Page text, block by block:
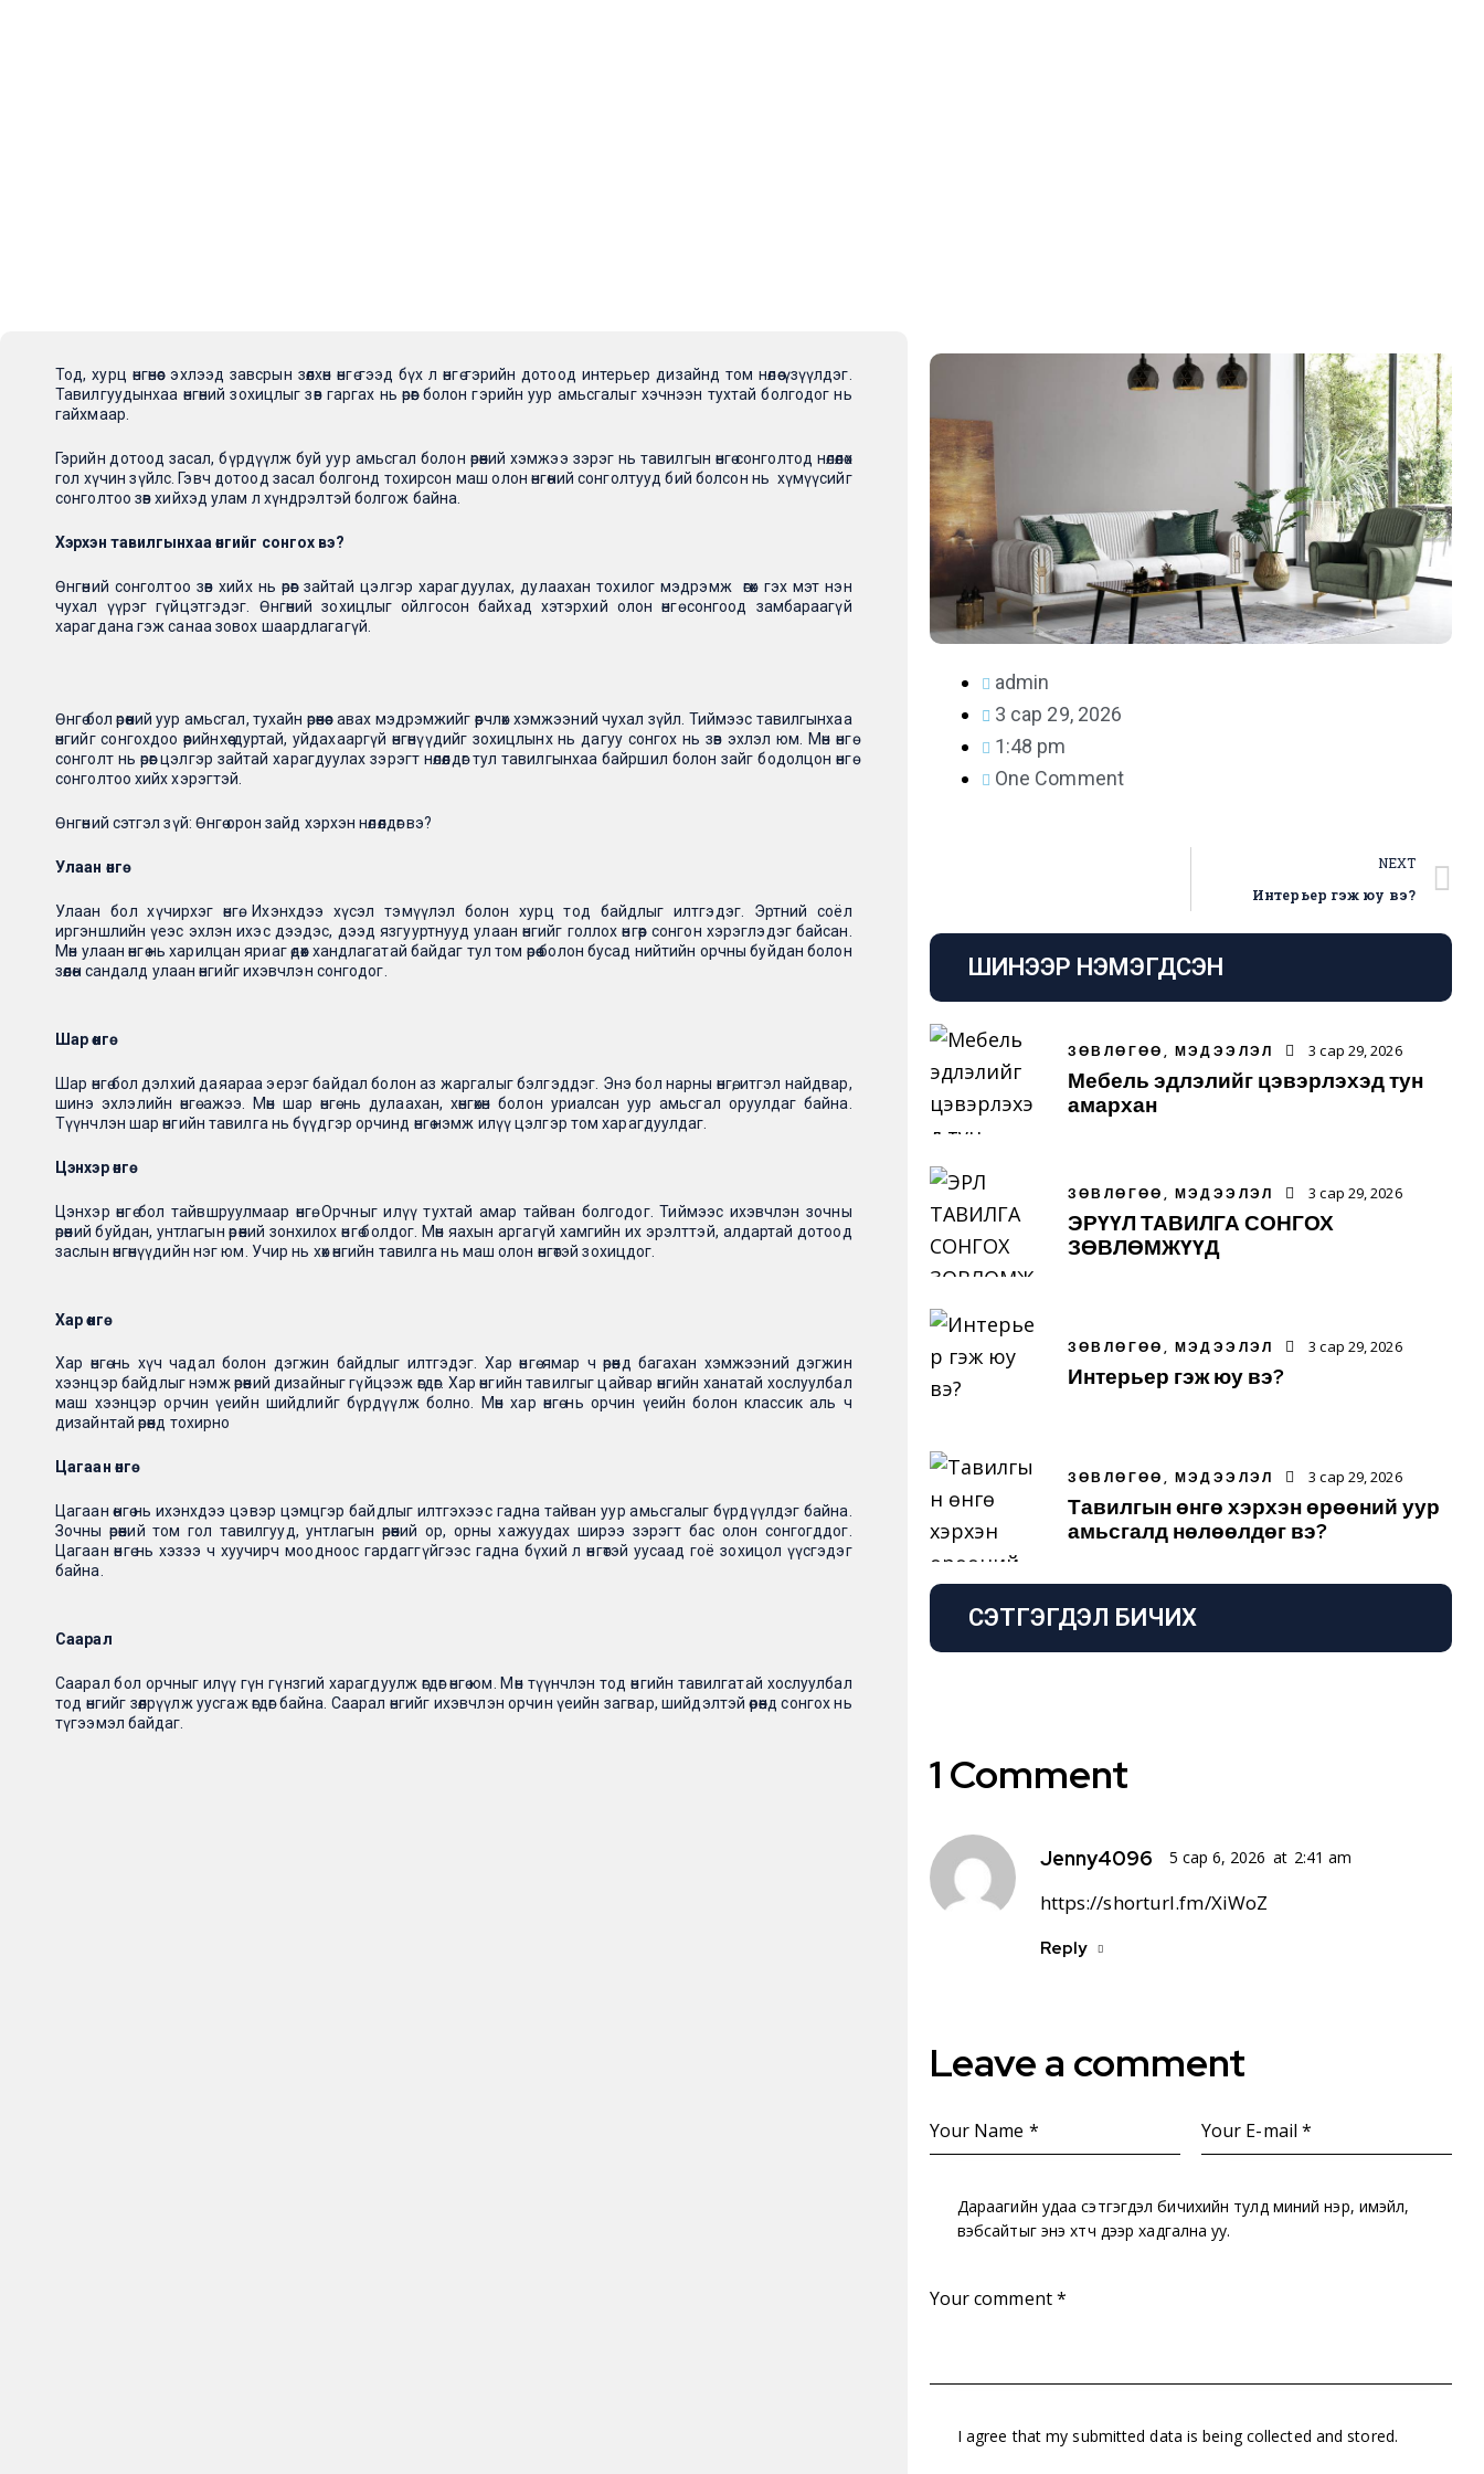
Плита
Тод, хурц өнгөнөөс эхлээд завсрын зөөлхөн өнгө гээд бүх л өнгө гэрийн дотоод интерьер дизайнд том нөлөө үзүүлдэг.
Тавилгуудынхаа өнгөний зохицлыг зөв гаргах нь өрөөг болон гэрийн уур амьсгалыг хэчнээн туxтай болгодог нь
гайхмаар.
Гэрийн дотоод засал, бүрдүүлж буй уур амьсгал болон өрөөний хэмжээ зэрэг нь тавилгын өнгө сонголтод нөлөөлөх
гол хүчин зүйлс. Гэвч дотоод засал болгонд тохирсон маш олон өнгөний сонголтууд бий болсон нь хүмүүсийг
сонголтоо зөв хийхэд улам л хүндрэлтэй болгож байна.
Хэрхэн тавилгынхаа өнгийг сонгох вэ?
Өнгөний сонголтоо зөв хийх нь өрөөг зайтай цэлгэр харагдуулах, дулаахан тохилог мэдрэмж өгөх гэх мэт нэн
чухал үүрэг гүйцэтгэдэг. Өнгөний зохицлыг ойлгосон байхад хэтэрхий олон өнгө сонгоод замбараагүй
харагдана гэж санаа зовох шаардлагагүй.
Өнгө бол өрөөний уур амьсгал, тухайн өрөөнөөс авах мэдрэмжийг өөрчлөх хэмжээний чухал зүйл. Тиймээс тавилгынхаа
өнгийг сонгохдоо өөрийнхөө дуртай, уйдахааргүй өнгөнүүдийг зохицлынх нь дагуу сонгох нь зөв эхлэл юм. Мөн өнгө
сонголт нь өрөөг цэлгэр зайтай харагдуулах зэрэгт нөлөөлдөг тул тавилгынхаа байршил болон зайг бодолцон өнгө
сонголтоо хийх хэрэгтэй.
Өнгөний сэтгэл зүй: Өнгө орон зайд хэрхэн нөлөөлдөг вэ?
Улаан өнгө
Улаан бол хүчирхэг өнгө. Ихэнхдээ хүсэл тэмүүлэл болон хурц тод байдлыг илтгэдэг. Эртний соёл
иргэншлийн үеэс эхлэн ихэс дээдэс, дээд язгууртнууд улаан өнгийг голлох өнгөөр сонгон хэрэглэдэг байсан.
Мөн улаан өнгө нь харилцан яриаг өдөөх хандлагатай байдаг тул том өрөө болон бусад нийтийн орчны буйдан болон
зөөлөн сандалд улаан өнгийг ихэвчлэн сонгодог.
Шар өнгө
Шар өнгө бол дэлхий даяараа эерэг байдал болон аз жаргалыг бэлгэддэг. Энэ бол нарны өнгө, итгэл найдвар,
шинэ эхлэлийн өнгө ажээ. Мөн шар өнгө нь дулаахан, хөнгөхөн болон уриалсан уур амьсгал оруулдаг байна.
Түүнчлэн шар өнгийн тавилга нь бүүдгэр орчинд өнгө нэмж илүү цэлгэр том харагдуулдаг.
Цэнхэр өнгө
Цэнхэр өнгө бол тайвшруулмаар өнгө. Орчныг илүү тухтай амар тайван болгодог. Тиймээс ихэвчлэн зочны
өрөөний буйдан, унтлагын өрөөний зонхилох өнгө болдог. Мөн яахын аргагүй хамгийн их эрэлттэй, алдартай дотоод
заслын өнгөнүүдийн нэг юм. Учир нь хөх өнгийн тавилга нь маш олон өнгөтэй зохицдог.
Хар өнгө
Хар өнгө нь хүч чадал болон дэгжин байдлыг илтгэдэг. Хар өнгө ямар ч өрөөнд багахан хэмжээний дэгжин
хээнцэр байдлыг нэмж өрөөний дизайныг гүйцээж өгдөг. Хар өнгийн тавилгыг цайвар өнгийн ханатай хослуулбал
маш хээнцэр орчин үеийн шийдлийг бүрдүүлж болно. Мөн хар өнгө нь орчин үеийн болон классик аль ч
дизайнтай өрөөнд тохирно
Цагаан өнгө
Цагаан өнгө нь ихэнхдээ цэвэр цэмцгэр байдлыг илтгэхээс гадна тайван уур амьсгалыг бүрдүүлдэг байна.
Зочны өрөөний том гол тавилгууд, унтлагын өрөөний ор, орны хажуудах ширээ зэрэгт бас олон сонгогддог.
Цагаан өнгө нь хэзээ ч хуучирч моодноос гардаггүйгээс гадна бүхий л өнгөтэй уусаад гоё зохицол үүсгэдэг
байна.
Саарал
Саарал бол орчныг илүү гүн гүнзгий харагдуулж өгдөг өнгө юм. Мөн түүнчлэн тод өнгийн тавилгатай хослуулбал
тод өнгийг зөөлрүүлж уусгаж өгдөг байна. Саарал өнгийг ихэвчлэн орчин үеийн загвар, шийдэлтэй өрөөнд сонгох нь
түгээмэл байдаг.
admin
3 сар 29, 2026
1:48 pm
One Comment
NEXT
Интерьер гэж юу вэ?
ШИНЭЭР НЭМЭГДСЭН
ЗӨВЛӨГӨӨ, МЭДЭЭЛЭЛ 3 сар 29, 2026
Мебель эдлэлийг цэвэрлэхэд тун
амархан
ЗӨВЛӨГӨӨ, МЭДЭЭЛЭЛ 3 сар 29, 2026
ЭРҮҮЛ ТАВИЛГА СОНГОХ
ЗӨВЛӨМЖҮҮД
ЗӨВЛӨГӨӨ, МЭДЭЭЛЭЛ 3 сар 29, 2026
Интерьер гэж юу вэ?
ЗӨВЛӨГӨӨ, МЭДЭЭЛЭЛ 3 сар 29, 2026
Тавилгын өнгө хэрхэн өрөөний уур
амьсгалд нөлөөлдөг вэ?
СЭТГЭГДЭЛ БИЧИХ
1 Comment
Jenny4096 5 сар 6, 2026 at 2:41 am
https://shorturl.fm/XiWoZ
Reply
Leave a comment
Дараагийн удаа сэтгэгдэл бичихийн тулд миний нэр, имэйл,
вэбсайтыг энэ хөтөч дээр хадгална уу.
I agree that my submitted data is being collected and stored.